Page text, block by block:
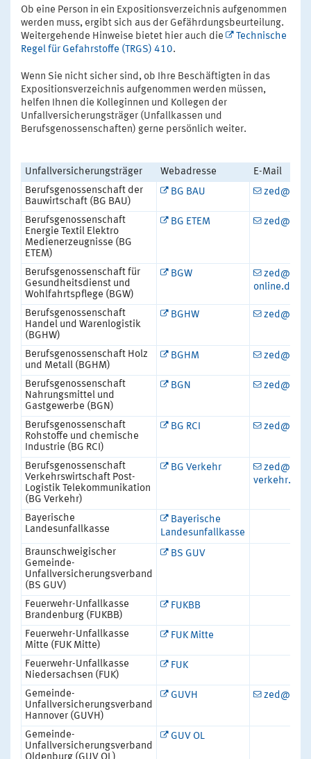
Ob eine Person in ein Expositionsverzeichnis aufgenommen
werden muss, ergibt sich aus der Gefährdungsbeurteilung.
Weitergehende Hinweise bietet hier auch die
Technische
Regel für Gefahrstoffe (TRGS) 410.
Wenn Sie nicht sicher sind, ob Ihre Beschäftigten in das
Expositionsverzeichnis aufgenommen werden müssen,
helfen Ihnen die Kolleginnen und Kollegen der
Unfallversicherungsträger (Unfallkassen und
Berufsgenossenschaften) gerne persönlich weiter.
Unfallversicherungsträger Webadresse
E-Mail
Berufsgenossenschaft der
Bauwirtschaft (BG BAU)
BG BAU
Berufsgenossenschaft
Energie Textil Elektro
Medienerzeugnisse (BG
ETEM)
BG ETEM
Berufsgenossenschaft für
Gesundheitsdienst und
Wohlfahrtspflege (BGW)
BGW
online.de
Berufsgenossenschaft
Handel und Warenlogistik
(BGHW)
BGHW
Berufsgenossenschaft Holz
und Metall (BGHM)
BGHM
Berufsgenossenschaft
Nahrungsmittel und
Gastgewerbe (BGN)
BGN
Berufsgenossenschaft
Rohstoffe und chemische
Industrie (BG RCI)
BG RCI
Berufsgenossenschaft
Verkehrswirtschaft Post-
Logistik Telekommunikation
(BG Verkehr)
BG Verkehr
zed@bg-
verkehr.de
Bayerische
Landesunfallkasse
Bayerische
Landesunfallkasse
Braunschweigischer
Gemeinde-
Unfallversicherungsverband
(BS GUV)
BS GUV
Feuerwehr-Unfallkasse
Brandenburg (FUKBB)
FUKBB
Feuerwehr-Unfallkasse
Mitte (FUK Mitte)
FUK Mitte
Feuerwehr-Unfallkasse
Niedersachsen (FUK)
FUK
Gemeinde-
Unfallversicherungsverband
Hannover (GUVH)
GUVH
Gemeinde-
Unfallversicherungsverband
Oldenburg (GUV OL)
GUV OL